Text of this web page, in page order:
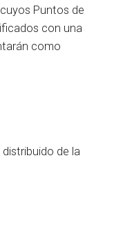
Puntos de
con una
como
de la